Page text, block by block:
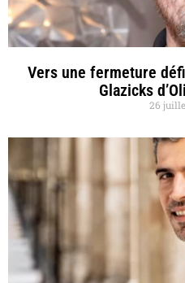
Vers une fermeture
Glazicks
26